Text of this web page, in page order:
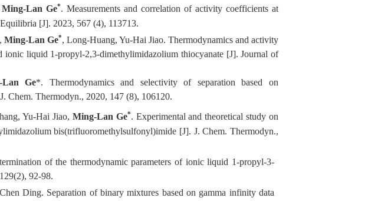
Ming-Lan Ge*. Measurements and correlation of activity coefficients at
[J]. 2023, 567 (4), 113713.
Ming-Lan Ge*, Long-Huang, Yu-Hai Jiao. Thermodynamics and activity
liquid 1-propyl-2,3-dimethylimidazolium thiocyanate [J]. Journal of
Lan Ge*. Thermodynamics and selectivity of separation based on
J. Chem. Thermodyn., 2020, 147 (8), 106120.
Yu-Hai Jiao, Ming-Lan Ge*. Experimental and theoretical study on
bis(trifluoromethylsulfonyl)imide [J]. J. Chem. Thermodyn.,
of the thermodynamic parameters of ionic liquid 1-propyl-3-
29(2),92-98.
Ding. Separation of binary mixtures based on gamma infinity data